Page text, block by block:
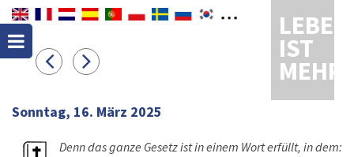
LEBEN
IST
MEHR
Sonntag, 16. März 2025
Denn das ganze Gesetz ist in einem Wort erfüllt, in dem: